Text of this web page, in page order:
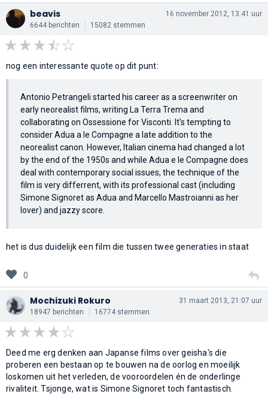
beavis
6644 berichten 15082 stemmen
16 november 2012, 13:41 uur
nog een interessante quote op dit punt:
Antonio Petrangeli started his career as a screenwriter on
early neorealist films, writing La Terra Trema and
collaborating on Ossessione for Visconti. It's tempting to
consider Adua a le Compagne a late addition to the
neorealist canon. However, Italian cinema had changed a lot
by the end of the 1950s and while Adua e le Compagne does
deal with contemporary social issues, the technique of the
film is very differrent, with its professional cast (including
Simone Signoret as Adua and Marcello Mastroianni as her
lover) and jazzy score.
het is dus duidelijk een film die tussen twee generaties in staat
0
Mochizuki Rokuro
18947 berichten 16774 stemmen
31 maart 2013, 21:07 uur
Deed me erg denken aan Japanse films over geisha's die
proberen een bestaan op te bouwen na de oorlog en moeilijk
loskomen uit het verleden, de vooroordelen én de onderlinge
rivaliteit. Tsjonge, wat is Simone Signoret toch fantastisch.